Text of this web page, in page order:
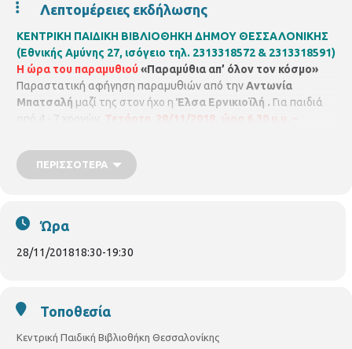
Λεπτομέρειες εκδήλωσης
ΚΕΝΤΡΙΚΗ ΠΑΙΔΙΚΗ ΒΙΒΛΙΟΘΗΚΗ ΔΗΜΟΥ ΘΕΣΣΑΛΟΝΙΚΗΣ
(Εθνικής Αμύνης 27, ισόγειο τηλ. 2313318572 & 2313318591)
Η ώρα του παραμυθιού«Παραμύθια απ’ όλον τον κόσμο»
Παραστατική αφήγηση παραμυθιών από τηνΑντωνία
Μπατσαλή μαζί της στον ήχο η Έλσα Ερνικιοϊλή . Για παιδιά
από 4 - 7 χρονών. Τετάρτη 28/11/2018, ώρα 6.30 μ.μ. –
ΠΕΡΙΣΣΌΤΕΡΑ
Ώρα
28/11/201818:30-19:30
Τοποθεσία
Κεντρική Παιδική Βιβλιοθήκη Θεσσαλονίκης